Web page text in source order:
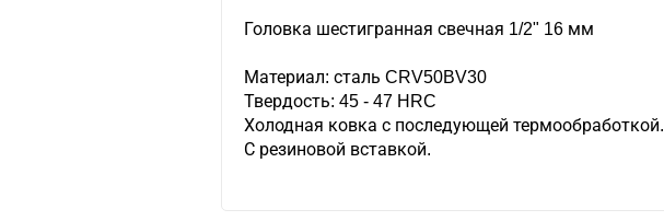
Головка шестигранная свечная 1/2" 16 мм
Материал: сталь CRV50BV30
Твердость: 45 - 47 HRC
Холодная ковка с последующей термообработкой.
С резиновой вставкой.